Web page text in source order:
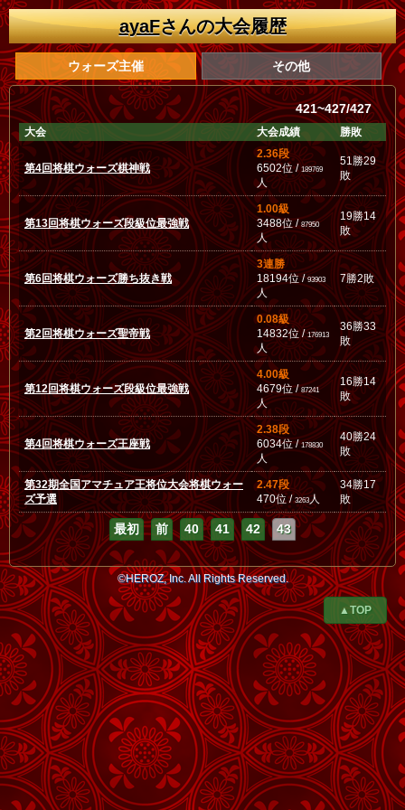
ayaFさんの大会履歴
ウォーズ主催 その他
421~427/427
大会 大会成績 勝敗
第4回将棋ウォーズ棋神戦
2.36段
6502位 / 189769
人
51勝29
敗
第13回将棋ウォーズ段級位最強戦
1.00級
3488位 /87950
人
19勝14
敗
第6回将棋ウォーズ勝ち抜き戦
3連勝
18194位 /93903
人
7勝2敗
第2回将棋ウォーズ聖帝戦
0.08級
14832位 /176913
人
36勝33
敗
第12回将棋ウォーズ段級位最強戦
4.00級
4679位 /87241
人
16勝14
敗
第4回将棋ウォーズ王座戦
2.38段
6034位 /178830
人
40勝24
敗
第32期全国アマチュア王将位大会将棋ウォー
ズ予選
2.47段
470位 /3263人
34勝17
敗
最初 前 40 41 42 43
©HEROZ, Inc. All Rights Reserved.
▲TOP